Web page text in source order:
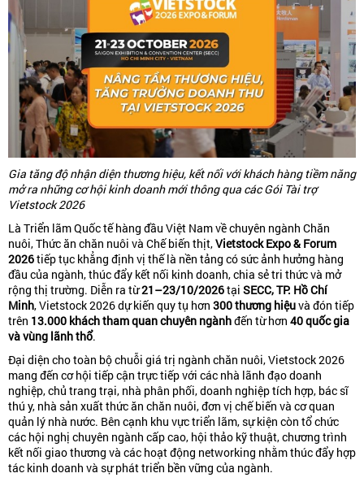
Gia tăng độ nhận diện thương hiệu, kết nối với khách hàng tiềm năng
mở ra những cơ hội kinh doanh mới thông qua các Gói Tài trợ
Vietstock 2026
Là Triển lãm Quốc tế hàng đầu Việt Nam về chuyên ngành Chăn
nuôi, Thức ăn chăn nuôi và Chế biến thịt,Vietstock Expo & Forum
2026tiếp tục khẳng định vị thế là nền tảng có sức ảnh hưởng hàng
đầu của ngành, thúc đẩy kết nối kinh doanh, chia sẻ tri thức và mở
rộng thị trường. Diễn ra từ21–23/10/2026tại SECC, TP. Hồ Chí
Minh, Vietstock 2026 dự kiến quy tụ hơn 300 thương hiệuvà đón tiếp
trên 13.000 khách tham quan chuyên ngànhđến từ hơn 40 quốc gia
và vùng lãnh thổ.
Đại diện cho toàn bộ chuỗi giá trị ngành chăn nuôi, Vietstock 2026
mang đến cơ hội tiếp cận trực tiếp với các nhà lãnh đạo doanh
nghiệp, chủ trang trại, nhà phân phối, doanh nghiệp tích hợp, bác sĩ
thú y, nhà sản xuất thức ăn chăn nuôi, đơn vị chế biến và cơ quan
quản lý nhà nước. Bên cạnh khu vực triển lãm, sự kiện còn tổ chức
các hội nghị chuyên ngành cấp cao, hội thảo kỹ thuật, chương trình
kết nối giao thương và các hoạt động networking nhằm thúc đẩy hợp
tác kinh doanh và sự phát triển bền vững của ngành.